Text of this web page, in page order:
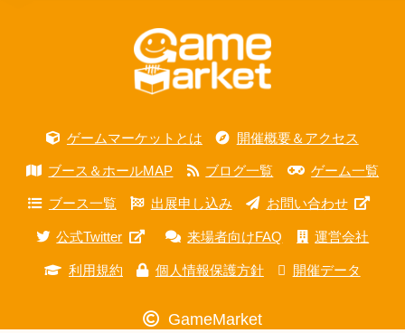
ゲームマーケットとは 開催概要＆アクセス
ブース＆ホールMAP ブログ一覧 ゲーム一覧
ブース一覧 出展申し込み お問い合わせ
公式Twitter 来場者向けFAQ 運営会社
利用規約 個人情報保護方針 開催データ
GameMarket